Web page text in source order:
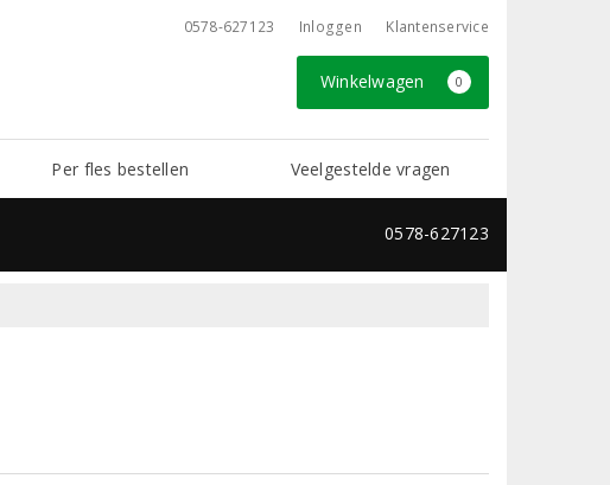
0578-627123 Inloggen Klantenservice
Winkelwagen 0
Per fles bestellen Veelgestelde vragen
0578-627123